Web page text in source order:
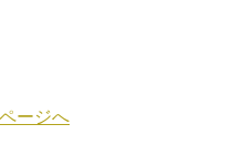
ージへ